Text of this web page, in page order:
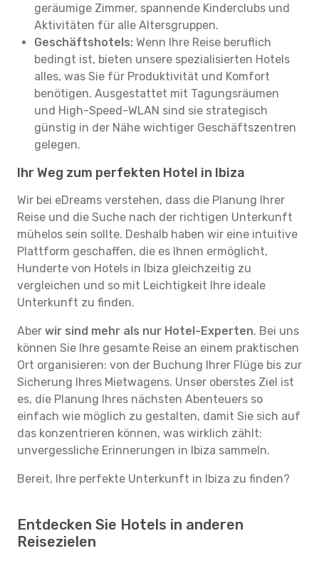
geräumige Zimmer, spannende Kinderclubs und
Aktivitäten für alle Altersgruppen.
Geschäftshotels: Wenn Ihre Reise beruflich
bedingt ist, bieten unsere spezialisierten Hotels
alles, was Sie für Produktivität und Komfort
benötigen. Ausgestattet mit Tagungsräumen
und High-Speed-WLAN sind sie strategisch
günstig in der Nähe wichtiger Geschäftszentren
gelegen.
Ihr Weg zum perfekten Hotel in Ibiza
Wir bei eDreams verstehen, dass die Planung Ihrer
Reise und die Suche nach der richtigen Unterkunft
mühelos sein sollte. Deshalb haben wir eine intuitive
Plattform geschaffen, die es Ihnen ermöglicht,
Hunderte von Hotels in Ibiza gleichzeitig zu
vergleichen und so mit Leichtigkeit Ihre ideale
Unterkunft zu finden.
Aber wir sind mehr als nur Hotel-Experten. Bei uns
können Sie Ihre gesamte Reise an einem praktischen
Ort organisieren: von der Buchung Ihrer Flüge bis zur
Sicherung Ihres Mietwagens. Unser oberstes Ziel ist
es, die Planung Ihres nächsten Abenteuers so
einfach wie möglich zu gestalten, damit Sie sich auf
das konzentrieren können, was wirklich zählt:
unvergessliche Erinnerungen in Ibiza sammeln.
Bereit, Ihre perfekte Unterkunft in Ibiza zu finden?
Entdecken Sie Hotels in anderen
Reisezielen